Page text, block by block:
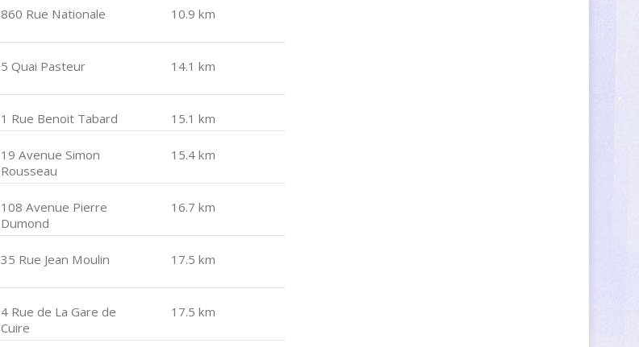
860 Rue Nationale 10.9 km
5 Quai Pasteur 14.1 km
1 Rue Benoit Tabard 15.1 km
19 Avenue Simon
Rousseau
15.4 km
108 Avenue Pierre
Dumond
16.7 km
35 Rue Jean Moulin 17.5 km
4 Rue de La Gare de
Cuire
17.5 km